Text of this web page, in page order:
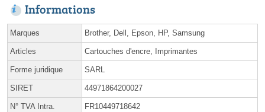
Informations
Marques Brother, Dell, Epson, HP, Samsung
Articles Cartouches d'encre, Imprimantes
Forme juridique SARL
SIRET 44971864200027
N° TVA Intra. FR10449718642